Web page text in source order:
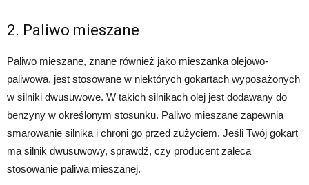
2. Paliwo mieszane
Paliwo mieszane, znane również jako mieszanka olejowo-
paliwowa, jest stosowane w niektórych gokartach wyposażonych
w silniki dwusuwowe. W takich silnikach olej jest dodawany do
benzyny w określonym stosunku. Paliwo mieszane zapewnia
smarowanie silnika i chroni go przed zużyciem. Jeśli Twój gokart
ma silnik dwusuwowy, sprawdź, czy producent zaleca
stosowanie paliwa mieszanej.